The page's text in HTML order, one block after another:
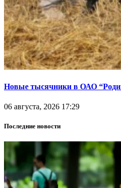
Новые тысячники в ОАО
06 августа, 2026 17:29
Последние новости